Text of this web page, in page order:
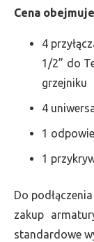
Cena
4
1/2” do
grzejniku
4
1
1
Do
zakup
standardowe